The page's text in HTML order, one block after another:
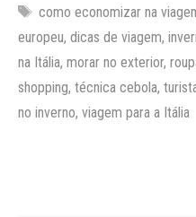
Tags
como economizar na
europeu, dicas de viagem,
na Itália, morar no exterior,
shopping, técnica cebola,
no inverno, viagem para a Itália